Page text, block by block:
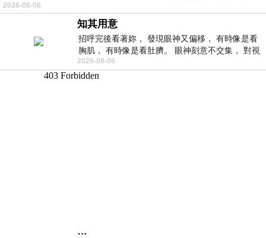
仞的懸崖上，有一座遮天蔽
2026-08-06
知其用意
招呼完後看著妳， 發現眼神又偏移， 有時像是看
胸肌， 有時像是看肚臍。 眼神刻意不交集， 對視
視線不對齊， 讓我很難不
2026-08-06
…